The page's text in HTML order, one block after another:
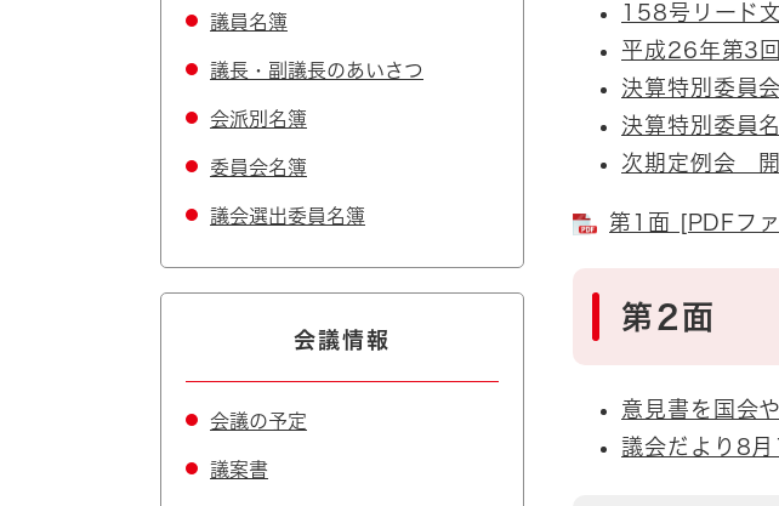
158号リード文
平成26年第3
決算特別委員
決算特別委員
次期定例会 開
第1面 [PDFフ
第2面
意見書を国会
議会だより8
議員名簿
議長・副議長のあいさつ
会派別名簿
委員会名簿
議会選出委員名簿
会議情報
会議の予定
議案書